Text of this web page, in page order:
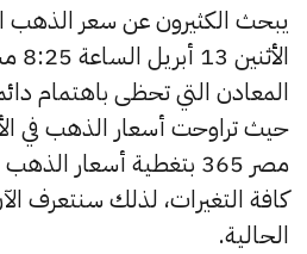
يبحث الكثيرون عن سعر الذهب
المعادن التي تحظى باهتمام
حيث تراوحت أسعار الذهب في
مصر 365 بتغطية أسعار
كافة التغيرات، لذلك سنتعرف
الحالية.